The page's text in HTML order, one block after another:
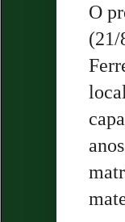
O
(21/